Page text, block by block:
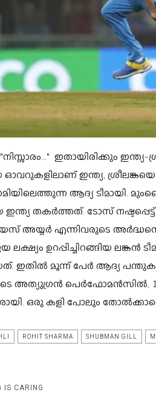
ഇതായിരിക്കും ഇന്ത്യ-
ഇന്ത്യ,
ആദ്യ ടീമായി.
ഇന്ത്യ തകർത്തത്. ടോസ്
അയ്യർ എന്നിവരുടെ
ലക്ഷ്യം ഉറപ്പിച്ചിറങ്ങിയ
ഇതിൽ മൂന്ന് പേർ ആദ്യ
അത്യുഗ്രൻ പെർഫോമൻസിൽ,
ഒരു കളി പോലും
ROHIT SHARMA SHUBMAN GILL
IS CARING